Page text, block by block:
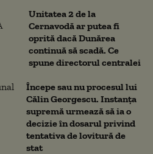
Unitatea 2 de la
Cernavodă ar putea fi
oprită dacă Dunărea
continuă să scadă. Ce
spune directorul centralei
Începe sau nu procesul lui
Călin Georgescu. Instanța
supremă urmează să ia o
decizie în dosarul privind
tentativa de lovitură de
stat